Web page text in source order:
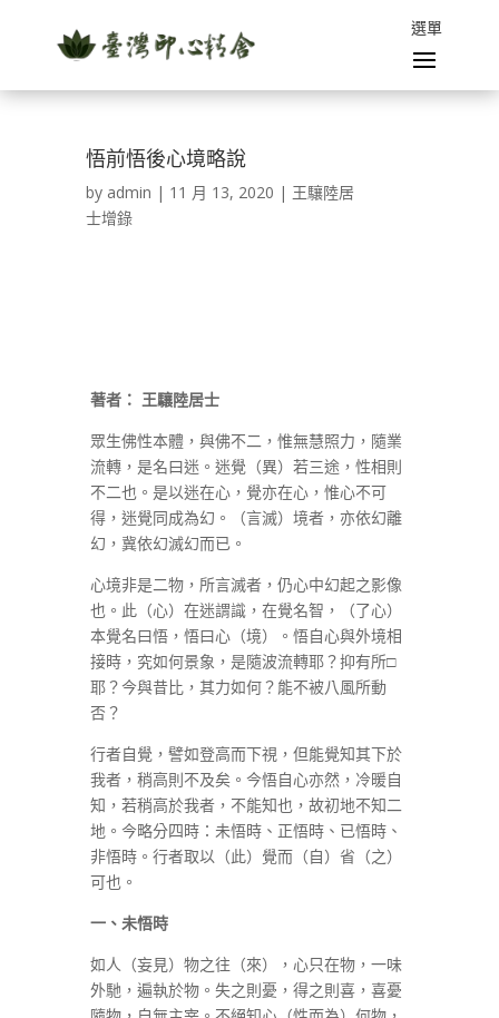
悟前悟後心境略說
by admin | 11 月 13, 2020 | 王驤陸居
士增錄
著者： 王驤陸居士
眾生佛性本體，與佛不二，惟無慧照力，隨業
流轉，是名曰迷。迷覺（異）若三途，性相則
不二也。是以迷在心，覺亦在心，惟心不可
得，迷覺同成為幻。（言滅）境者，亦依幻離
幻，冀依幻滅幻而已。
心境非是二物，所言滅者，仍心中幻起之影像
也。此（心）在迷謂識，在覺名智，（了心）
本覺名曰悟，悟曰心（境）。悟自心與外境相
接時，究如何景象，是隨波流轉耶？抑有所□
耶？今與昔比，其力如何？能不被八風所動
否？
行者自覺，譬如登高而下視，但能覺知其下於
我者，稍高則不及矣。今悟自心亦然，冷暖自
知，若稍高於我者，不能知也，故初地不知二
地。今略分四時：未悟時、正悟時、已悟時、
非悟時。行者取以（此）覺而（自）省（之）
可也。
一、未悟時
如人（妄見）物之往（來），心只在物，一味
外馳，遍執於物。失之則憂，得之則喜，喜憂